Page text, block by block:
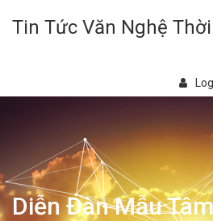
Tin Tức Văn Nghệ
Diễn Đàn Mẫu Tâm